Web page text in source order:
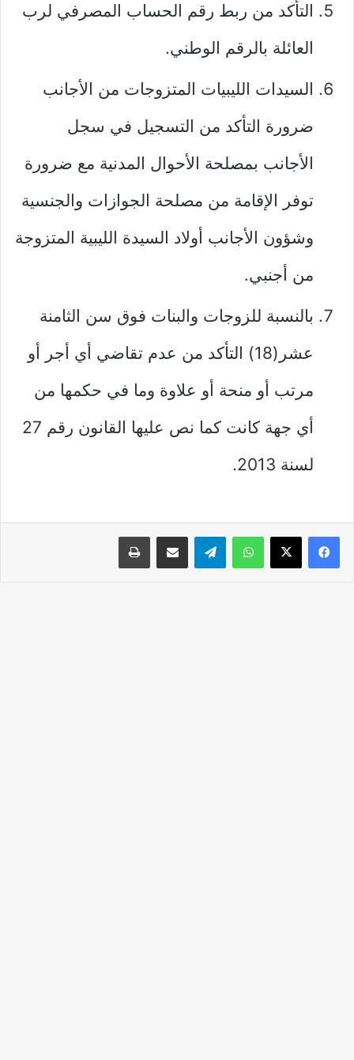
التأكد من ربط رقم الحساب المصرفي لرب
العائلة بالرقم الوطني.
السيدات الليبيات المتزوجات من الأجانب
ضرورة التأكد من التسجيل في سجل
الأجانب بمصلحة الأحوال المدنية مع ضرورة
توفر الإقامة من مصلحة الجوازات والجنسية
وشؤون الأجانب أولاد السيدة الليبية المتزوجة
من أجنبي.
بالنسبة للزوجات والبنات فوق سن الثامنة
عشر(18) التأكد من عدم تقاضي أي أجر أو
مرتب أو منحة أو علاوة وما في حكمها من
أي جهة كانت كما نص عليها القانون رقم 27
لسنة 2013.
واتساب تيلقرام مشاركة عبر البريد طباعة